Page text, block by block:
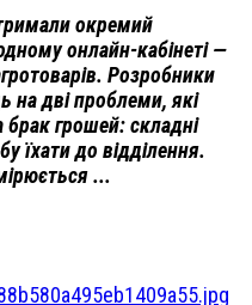
окремий
онлайн-кабінеті —
Розробники
на дві проблеми, які
грошей: складні
їхати до відділення.
...